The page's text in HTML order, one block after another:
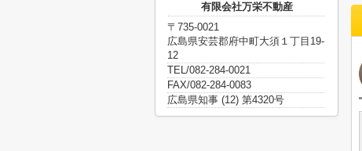
有限会社万栄不動産
〒735-0021
広島県安芸郡府中町大須１丁目19-
12
TEL/082-284-0021
FAX/082-284-0083
広島県知事 (12) 第4320号